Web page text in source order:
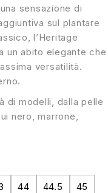
sensazione di
sul plantare
l’Heritage
un abito elegante che
versatilità.
di modelli, dalla pelle
nero, marrone,
44 44.5 45